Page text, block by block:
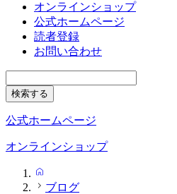
オンラインショップ
公式ホームページ
読者登録
お問い合わせ
公式ホームページ
オンラインショップ
ブログ